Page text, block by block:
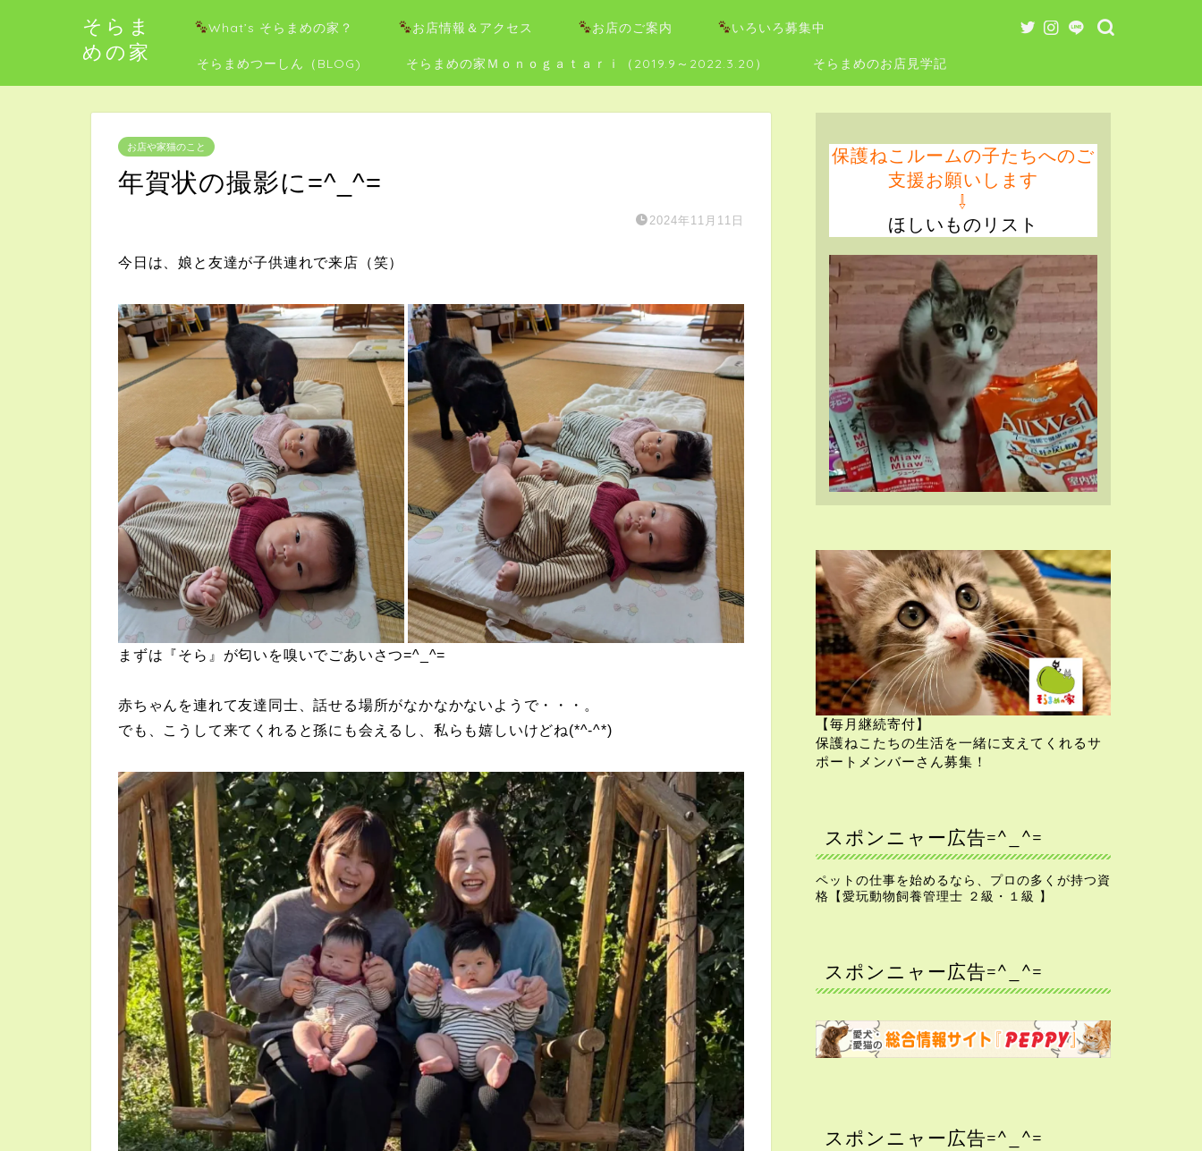
そらま
めの家
What’s そらまめの家？ お店情報＆アクセス お店のご案内 いろいろ募集中
そらまめつーしん（BLOG) そらまめの家Ｍｏｎｏｇａｔａｒｉ（2019.9～2022.3.20） そらまめのお店見学記
お店や家猫のこと
年賀状の撮影に=^_^=
2024年11月11日
今日は、娘と友達が子供連れで来店（笑）
まずは『そら』が匂いを嗅いでごあいさつ=^_^=
赤ちゃんを連れて友達同士、話せる場所がなかなかないようで・・・。
でも、こうして来てくれると孫にも会えるし、私らも嬉しいけどね(*^-^*)
保護ねこルームの子たちへのご
支援お願いします
⇩
ほしいものリスト
【毎月継続寄付】
保護ねこたちの生活を一緒に支えてくれるサ
ポートメンバーさん募集！
スポンニャー広告=^_^=
ペットの仕事を始めるなら、プロの多くが持つ資
格【愛玩動物飼養管理士 ２級・１級 】
スポンニャー広告=^_^=
スポンニャー広告=^_^=